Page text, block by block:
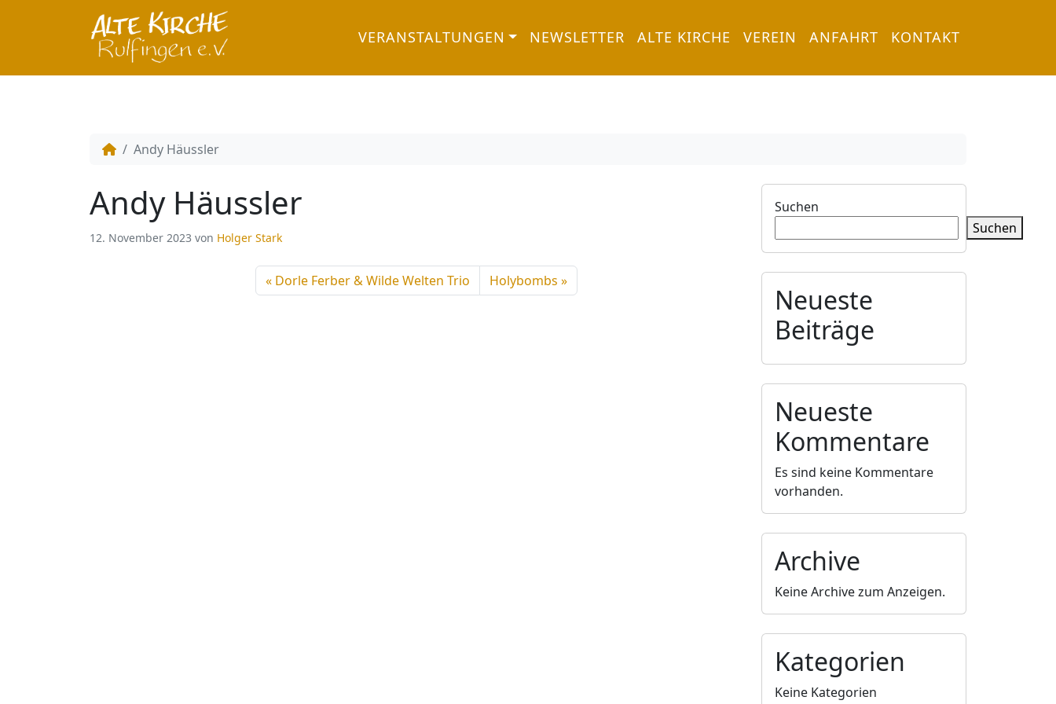
VERANSTALTUNGEN NEWSLETTER ALTE KIRCHE VEREIN ANFAHRT KONTAKT
Andy Häussler
Andy Häussler
12. November 2023 von Holger Stark
Dorle Ferber & Wilde Welten Trio Holybombs
Suchen
Suchen
Neueste
Beiträge
Neueste
Kommentare
Es sind keine Kommentare
vorhanden.
Archive
Keine Archive zum Anzeigen.
Kategorien
Keine Kategorien